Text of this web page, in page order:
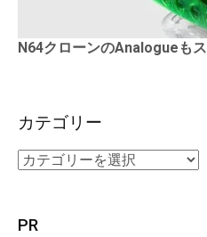
N64クローンのAnalogueも
カテゴリー
PR